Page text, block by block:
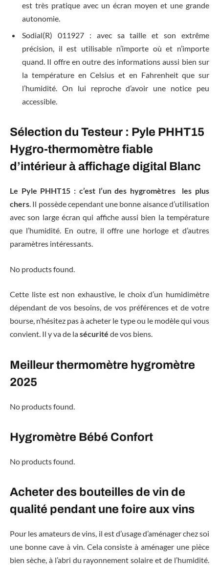
est très pratique avec un écran moyen et une grande
autonomie.
Sodial(R) 011927 : avec sa taille et son extrême
précision, il est utilisable n’importe où et n’importe
quand. Il offre en outre des informations aussi bien sur
la température en Celsius et en Fahrenheit que sur
l’humidité. On lui reproche d’avoir une notice peu
accessible.
Sélection du Testeur : Pyle PHHT15
Hygro-thermomètre fiable
d’intérieur à affichage digital Blanc
Le Pyle PHHT15 : c’est l’un des hygromètres les plus
chers. Il possède cependant une bonne aisance d’utilisation
avec son large écran qui affiche aussi bien la température
que l’humidité. En outre, il offre une horloge et d’autres
paramètres intéressants.
No products found.
Cette liste est non exhaustive, le choix d’un humidimètre
dépendant de vos besoins, de vos préférences et de votre
bourse, n’hésitez pas à acheter le type ou le modèle qui vous
convient. Il y va de lasécurité de vos biens.
Meilleur thermomètre hygromètre
2025
No products found.
Hygromètre Bébé Confort
No products found.
Acheter des bouteilles de vin de
qualité pendant une foire aux vins
Pour les amateurs de vins, il est d’usage d’aménager chez soi
une bonne cave à vin. Cela consiste à aménager une pièce
bien sèche, à l’abri du rayonnement solaire et de l’humidité.